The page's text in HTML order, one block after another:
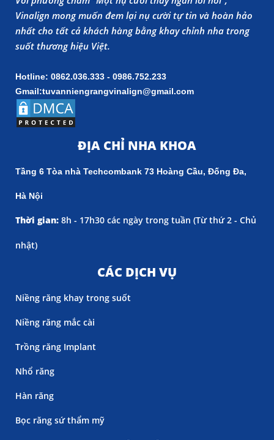
Vinalign mong muốn đem lại nụ cười tự tin và hoàn hảo
nhất cho tất cả khách hàng bằng khay chỉnh nha trong
suốt thương hiệu Việt.
Hotline: 0862.036.333 - 0986.752.233
Gmail:tuvanniengrangvinalign@gmail.com
ĐỊA CHỈ NHA KHOA
Tầng 6 Tòa nhà Techcombank 73 Hoàng Cầu, Đống Đa,
Hà Nội
Thời gian: 8h - 17h30 các ngày trong tuần (Từ thứ 2 - Chủ
nhật)
CÁC DỊCH VỤ
Niềng răng khay trong suốt
Niềng răng mắc cài
Trồng răng Implant
Nhổ răng
Hàn răng
Bọc răng sứ thẩm mỹ